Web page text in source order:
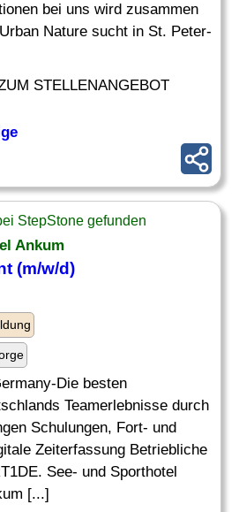
bei uns wird zusammen
Nature sucht in St. Peter-
STELLENANGEBOT
StepStone gefunden
Ankum
(m/w/d)
Die besten
Teamerlebnisse durch
Schulungen, Fort- und
Zeiterfassung Betriebliche
See- und Sporthotel
[...]